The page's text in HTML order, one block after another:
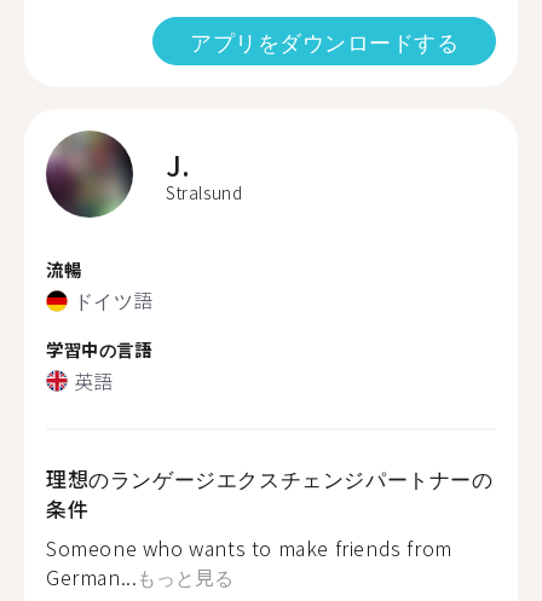
アプリをダウンロードする
J.
Stralsund
流暢
ドイツ語
学習中の言語
英語
理想のランゲージエクスチェンジパートナーの
条件
Someone who wants to make friends from
German...もっと見る